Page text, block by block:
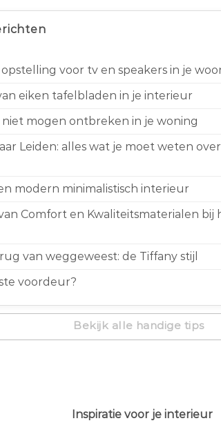
voor tv en speakers in je
eiken tafelbladen in je interieur
niet mogen ontbreken in je woning
Leiden: alles wat je moet weten
modern minimalistisch interieur
Comfort en Kwaliteitsmaterialen bij
van weggeweest: de Tiffany stijl
voordeur?
Bekijk alle handige tips
Inspiratie voor je interieur